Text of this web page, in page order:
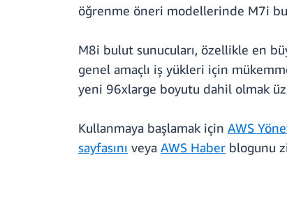
öğrenme öneri modellerinde M7i
M8i bulut sunucuları, özellikle en
genel amaçlı iş yükleri için
yeni 96xlarge boyutu dahil olmak
Kullanmaya başlamak için AWS
sayfasını veya AWS Haber blogunu